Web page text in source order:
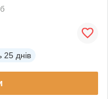
25 днів